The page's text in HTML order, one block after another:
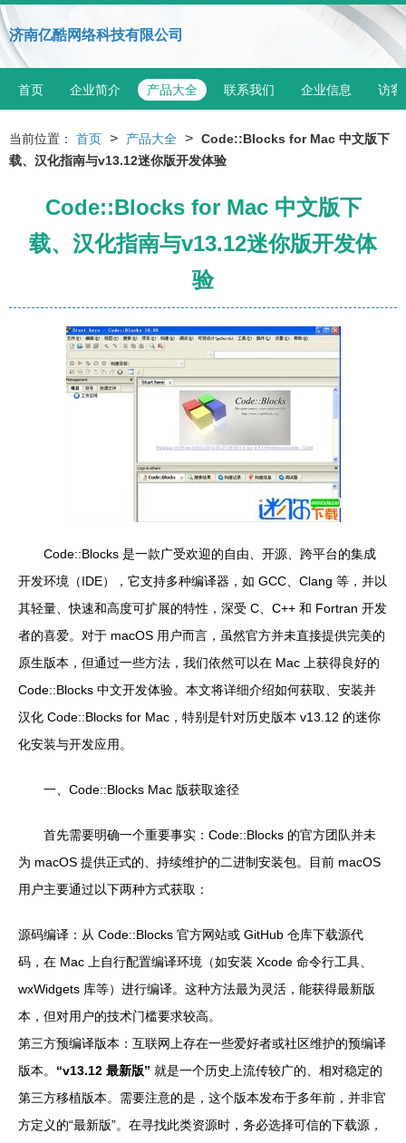
济南亿酷网络科技有限公司
首页 企业简介 产品大全 联系我们 企业信息 访客
当前位置： 首页 > 产品大全 > Code::Blocks for Mac 中文版下
载、汉化指南与v13.12迷你版开发体验
Code::Blocks for Mac 中文版下
载、汉化指南与v13.12迷你版开发体
验
Code::Blocks 是一款广受欢迎的自由、开源、跨平台的集成
开发环境（IDE），它支持多种编译器，如 GCC、Clang 等，并以
其轻量、快速和高度可扩展的特性，深受 C、C++ 和 Fortran 开发
者的喜爱。对于 macOS 用户而言，虽然官方并未直接提供完美的
原生版本，但通过一些方法，我们依然可以在 Mac 上获得良好的
Code::Blocks 中文开发体验。本文将详细介绍如何获取、安装并
汉化 Code::Blocks for Mac，特别是针对历史版本 v13.12 的迷你
化安装与开发应用。
一、Code::Blocks Mac 版获取途径
首先需要明确一个重要事实：Code::Blocks 的官方团队并未
为 macOS 提供正式的、持续维护的二进制安装包。目前 macOS
用户主要通过以下两种方式获取：
源码编译：从 Code::Blocks 官方网站或 GitHub 仓库下载源代
码，在 Mac 上自行配置编译环境（如安装 Xcode 命令行工具、
wxWidgets 库等）进行编译。这种方法最为灵活，能获得最新版
本，但对用户的技术门槛要求较高。
第三方预编译版本：互联网上存在一些爱好者或社区维护的预编译
版本。 “v13.12 最新版” 就是一个历史上流传较广的、相对稳定的
第三方移植版本。需要注意的是，这个版本发布于多年前，并非官
方定义的“最新版”。在寻找此类资源时，务必选择可信的下载源，